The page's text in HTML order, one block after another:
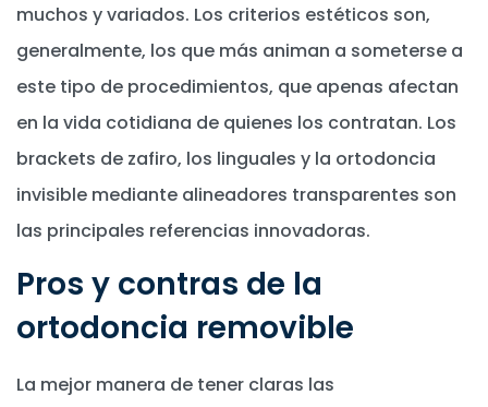
muchos y variados. Los criterios estéticos son,
generalmente, los que más animan a someterse a
este tipo de procedimientos, que apenas afectan
en la vida cotidiana de quienes los contratan. Los
brackets de zafiro, los linguales y la ortodoncia
invisible mediante alineadores transparentes son
las principales referencias innovadoras.
Pros y contras de la
ortodoncia removible
La mejor manera de tener claras las